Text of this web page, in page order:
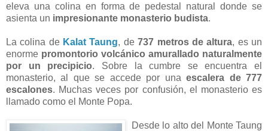
eleva una colina en forma de pedestal natural donde se
asienta un impresionante monasterio budista.
La colina de Kalat Taung, de737 metros de altura, es un
enorme promontorio volcánico amurallado naturalmente
por un precipicio. Sobre la cumbre se encuentra el
monasterio, al que se accede por unaescalera de 777
escalones. Muchas veces por confusión, el monasterio es
llamado como el Monte Popa.
Desde lo alto del Monte Taung